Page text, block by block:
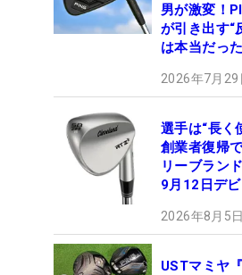
男が激変！
が引き出す“
は本当だった
2026年7月
選手は“長く
創業者復帰
リーブラン
9月12日デ
2026年8月5
USTマミヤ